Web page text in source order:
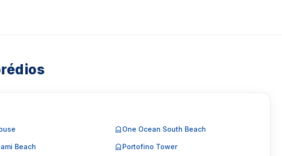
Beach
One Ocean South Beach
Portofino Tower